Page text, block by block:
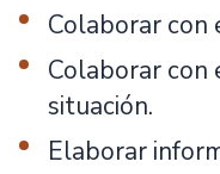
Colaborar con
Colaborar con
situación.
Elaborar